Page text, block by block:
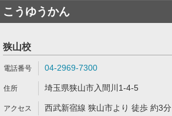
こうゆうかん
狭山校
04-2969-7300
埼玉県狭山市入間川1-4-5
西武新宿線 狭山市より 徒歩 約3分